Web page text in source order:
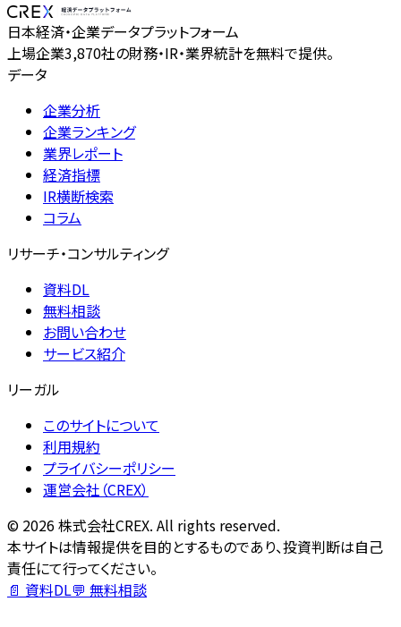
日本経済・企業データプラットフォーム
上場企業3,870社の財務・IR・業界統計を無料で提供。
データ
企業分析
企業ランキング
業界レポート
経済指標
IR横断検索
コラム
リサーチ・コンサルティング
資料DL
無料相談
お問い合わせ
サービス紹介
リーガル
このサイトについて
利用規約
プライバシーポリシー
運営会社（CREX）
© 2026株式会社CREX. All rights reserved.
本サイトは情報提供を目的とするものであり、投資判断は自己
責任にて行ってください。
📄 資料DL💬 無料相談